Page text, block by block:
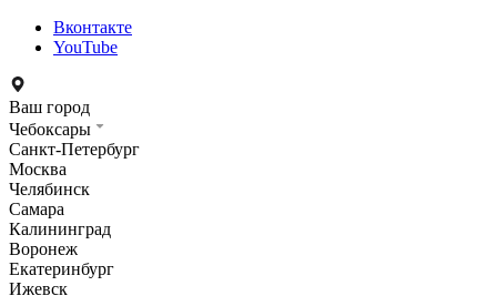
Вконтакте
YouTube
Ваш город
Чебоксары
Санкт-Петербург
Москва
Челябинск
Самара
Калининград
Воронеж
Екатеринбург
Ижевск